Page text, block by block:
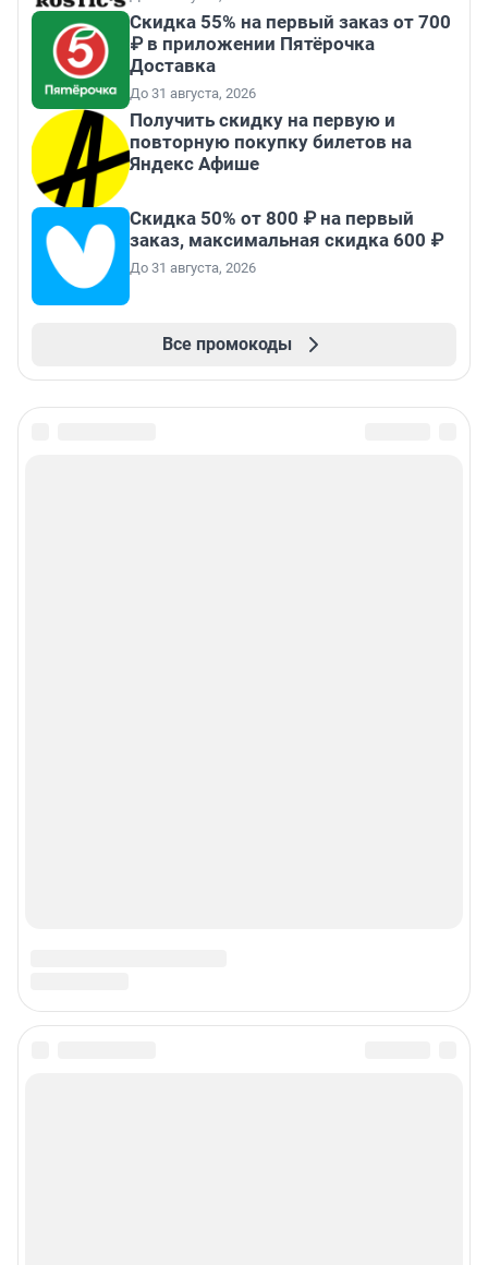
Скидка 55% на первый заказ от 700
₽ в приложении Пятёрочка
Доставка
До 31 августа, 2026
Получить скидку на первую и
повторную покупку билетов на
Яндекс Афише
Скидка 50% от 800 ₽ на первый
заказ, максимальная скидка 600 ₽
До 31 августа, 2026
Все промокоды